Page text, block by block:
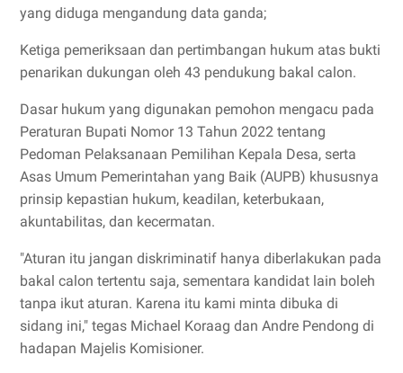
yang diduga mengandung data ganda;
Ketiga pemeriksaan dan pertimbangan hukum atas bukti
penarikan dukungan oleh 43 pendukung bakal calon.
Dasar hukum yang digunakan pemohon mengacu pada
Peraturan Bupati Nomor 13 Tahun 2022 tentang
Pedoman Pelaksanaan Pemilihan Kepala Desa, serta
Asas Umum Pemerintahan yang Baik (AUPB) khususnya
prinsip kepastian hukum, keadilan, keterbukaan,
akuntabilitas, dan kecermatan.
"Aturan itu jangan diskriminatif hanya diberlakukan pada
bakal calon tertentu saja, sementara kandidat lain boleh
tanpa ikut aturan. Karena itu kami minta dibuka di
sidang ini," tegas Michael Koraag dan Andre Pendong di
hadapan Majelis Komisioner.